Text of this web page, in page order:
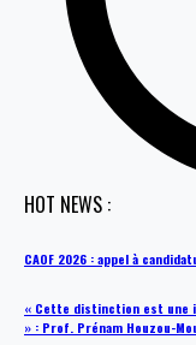
HOT NEWS :
CAOF 2026 : appel à
« Cette distinction est une
» : Prof. Prénam Houzou-